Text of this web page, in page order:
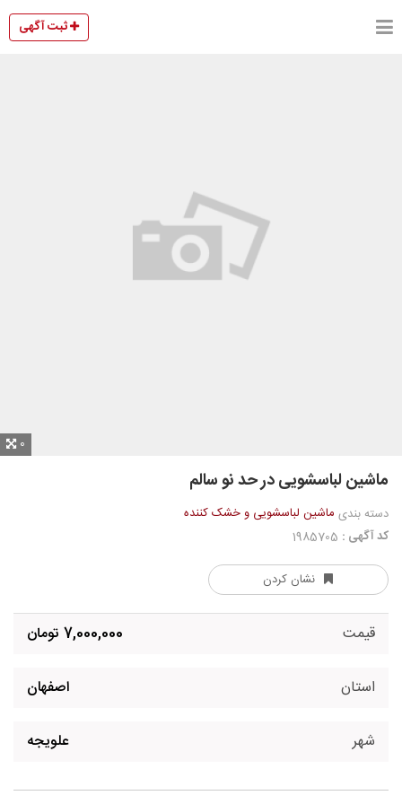
ثبت آگهی
0
ماشین لباسشویی در حد نو سالم
دسته بندی ماشین لباسشویی و خشک کننده
کد آگهی :
نشان کردن
قیمت 7,000,000 تومان
استان اصفهان
شهر علویجه